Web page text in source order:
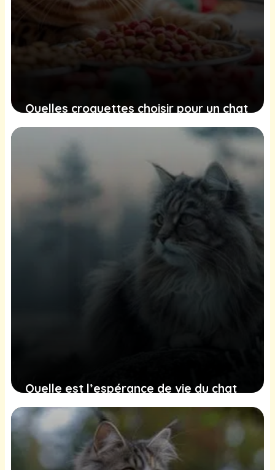
Quelles croquettes choisir pour un chat
Bengal ?
Quelle est l’espérance de vie du chat
Norvégien ?
24 juin 2025